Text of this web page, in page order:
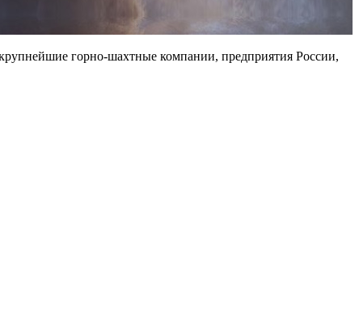
горно-шахтные компании, предприятия России,